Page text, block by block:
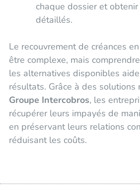
chaque dossier et
détaillés.
Le recouvrement de créances
être complexe, mais
les alternatives disponibles
résultats. Grâce à des solutions
Groupe Intercobros, les
récupérer leurs impayés de
en préservant leurs relations
réduisant les coûts.